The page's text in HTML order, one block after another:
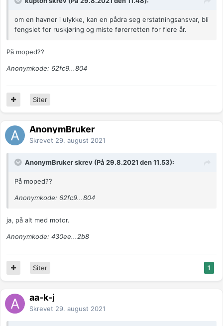
om en havner i ulykke, kan en pådra seg erstatningsansvar, bli
fengslet for ruskjøring og miste førerretten for flere år.
På moped??
Anonymkode: 62fc9...804
Siter
AnonymBruker
Skrevet 29. august 2021
AnonymBruker skrev (På 29.8.2021 den 11.53):
På moped??
Anonymkode: 62fc9...804
ja, på alt med motor.
Anonymkode: 430ee...2b8
1
Siter
aa-k-j
Skrevet 29. august 2021